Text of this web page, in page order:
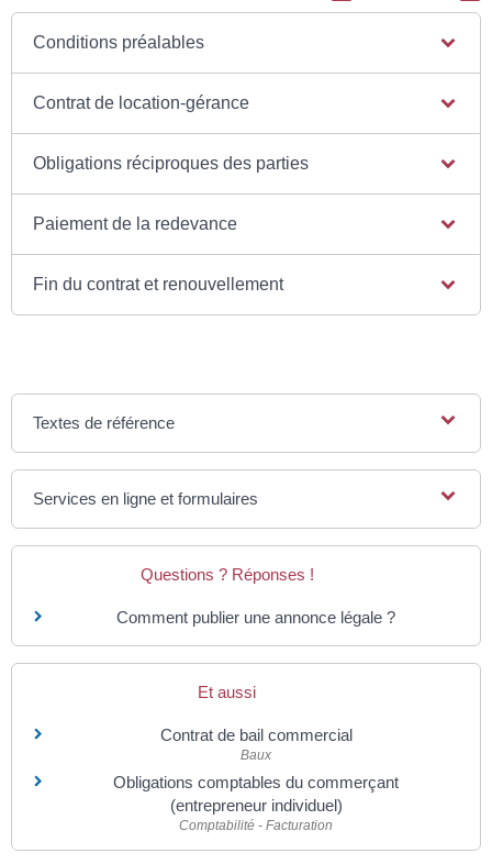
Conditions préalables
Contrat de location-gérance
Obligations réciproques des parties
Paiement de la redevance
Fin du contrat et renouvellement
Textes de référence
Services en ligne et formulaires
Questions ? Réponses !
Comment publier une annonce légale ?
Et aussi
Contrat de bail commercial
Baux
Obligations comptables du commerçant
(entrepreneur individuel)
Comptabilité - Facturation